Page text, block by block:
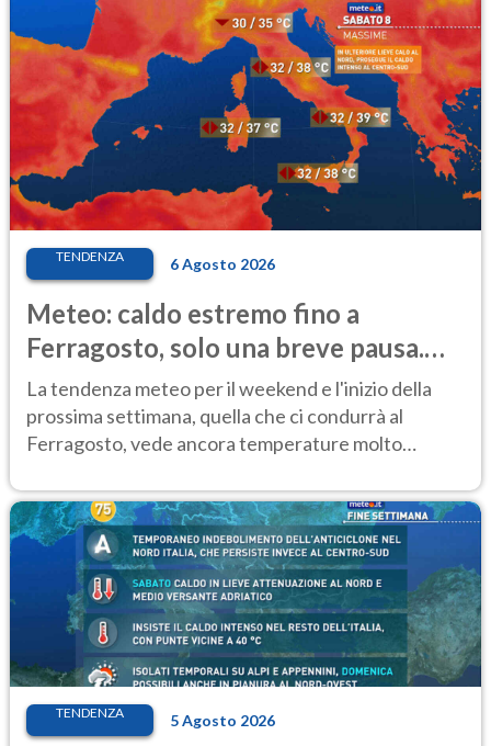
TENDENZA 6 Agosto 2026
Meteo: caldo estremo fino a
Ferragosto, solo una breve pausa.
Ecco dove
La tendenza meteo per il weekend e l'inizio della
prossima settimana, quella che ci condurrà al
Ferragosto, vede ancora temperature molto
TENDENZA 5 Agosto 2026